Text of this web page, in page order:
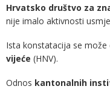
Hrvatsko društvo za
nije imalo aktivnosti
Ista konstatacija se može
vijeće (HNV).
Odnos kantonalnih